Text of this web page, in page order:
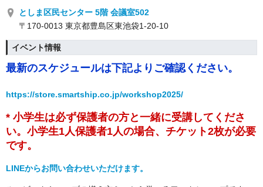
としま区民センター 5階 会議室502
〒170-0013 東京都豊島区東池袋1-20-10
イベント情報
最新のスケジュールは下記よりご確認ください。
https://store.smartship.co.jp/workshop2025/
* 小学生は必ず保護者の方と一緒に受講してくださ
い。小学生1人保護者1人の場合、チケット2枚が必要
です。
LINEからお問い合わせいただけます。